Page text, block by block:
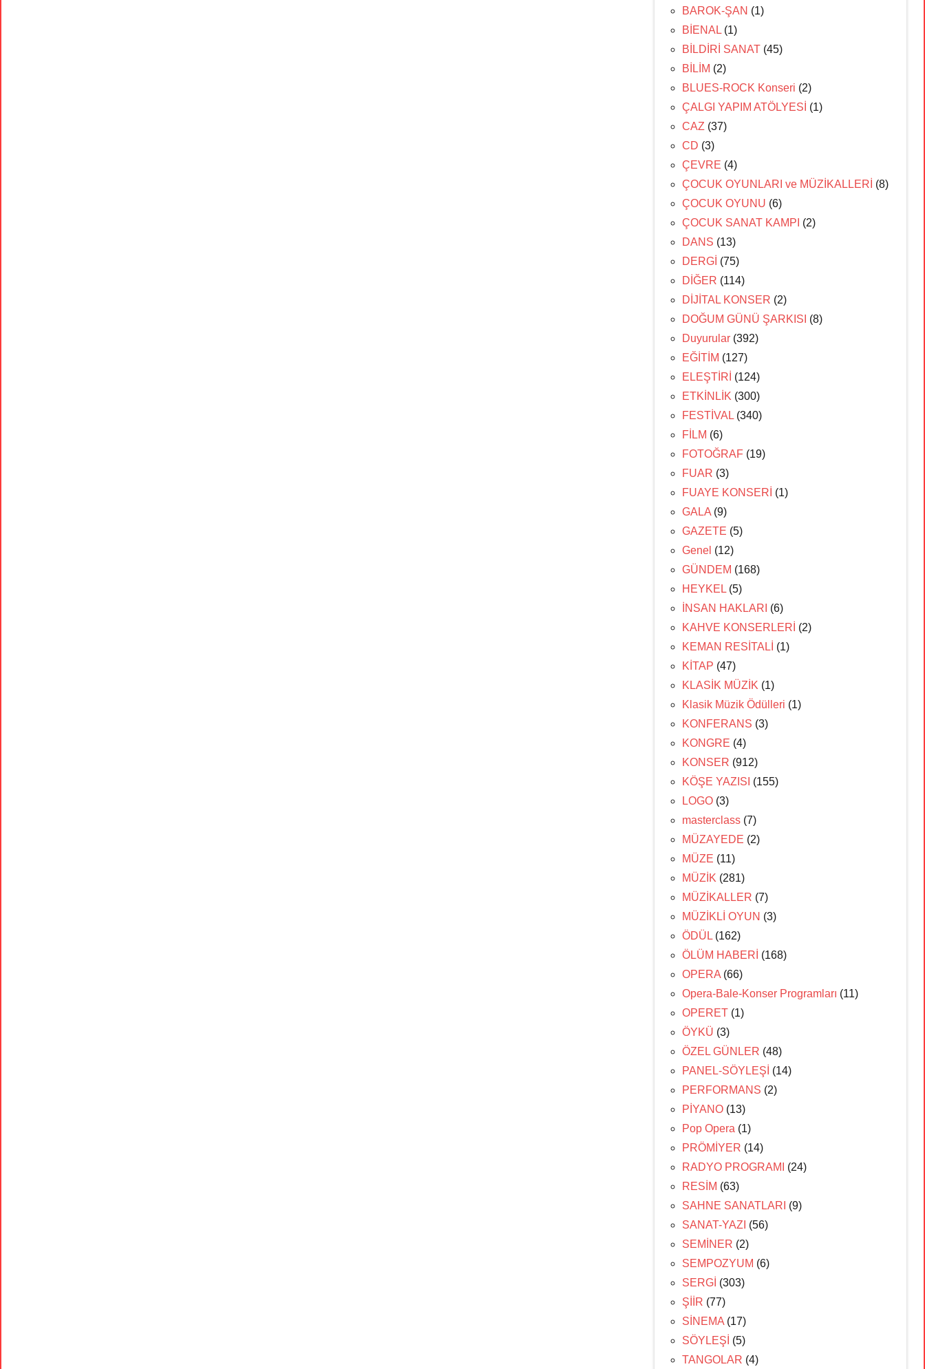
BAROK-ŞAN (1)
BİENAL (1)
BİLDİRİ SANAT (45)
BİLİM (2)
BLUES-ROCK Konseri (2)
ÇALGI YAPIM ATÖLYESİ (1)
CAZ (37)
CD (3)
ÇEVRE (4)
ÇOCUK OYUNLARI ve MÜZİKALLERİ (8)
ÇOCUK OYUNU (6)
ÇOCUK SANAT KAMPI (2)
DANS (13)
DERGİ (75)
DİĞER (114)
DİJİTAL KONSER (2)
DOĞUM GÜNÜ ŞARKISI (8)
Duyurular (392)
EĞİTİM (127)
ELEŞTİRİ (124)
ETKİNLİK (300)
FESTİVAL (340)
FİLM (6)
FOTOĞRAF (19)
FUAR (3)
FUAYE KONSERİ (1)
GALA (9)
GAZETE (5)
Genel (12)
GÜNDEM (168)
HEYKEL (5)
İNSAN HAKLARI (6)
KAHVE KONSERLERİ (2)
KEMAN RESİTALİ (1)
KİTAP (47)
KLASİK MÜZİK (1)
Klasik Müzik Ödülleri (1)
KONFERANS (3)
KONGRE (4)
KONSER (912)
KÖŞE YAZISI (155)
LOGO (3)
masterclass (7)
MÜZAYEDE (2)
MÜZE (11)
MÜZİK (281)
MÜZİKALLER (7)
MÜZİKLİ OYUN (3)
ÖDÜL (162)
ÖLÜM HABERİ (168)
OPERA (66)
Opera-Bale-Konser Programları (11)
OPERET (1)
ÖYKÜ (3)
ÖZEL GÜNLER (48)
PANEL-SÖYLEŞİ (14)
PERFORMANS (2)
PİYANO (13)
Pop Opera (1)
PRÖMİYER (14)
RADYO PROGRAMI
(24)
RESİM (63)
SAHNE SANATLARI (9)
SANAT-YAZI (56)
SEMİNER (2)
SEMPOZYUM (6)
SERGİ (303)
ŞİİR (77)
SİNEMA (17)
SÖYLEŞİ (5)
TANGOLAR (4)